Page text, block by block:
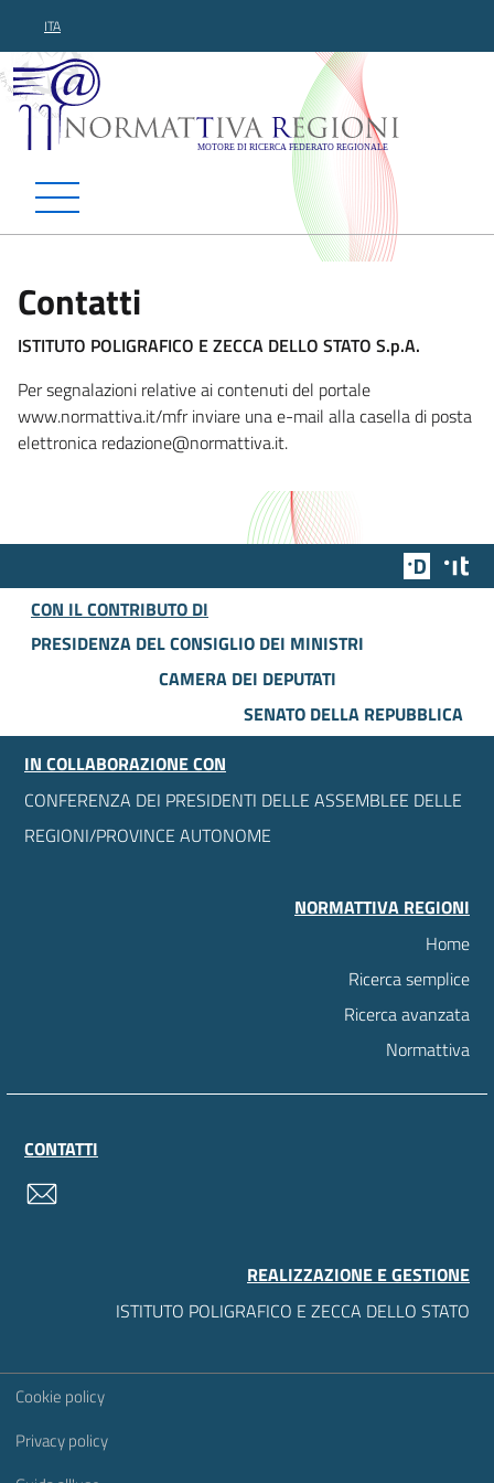
ITA
Normattiva Regioni -
Contatti
ISTITUTO POLIGRAFICO E ZECCA DELLO STATO S.p.A.
Per segnalazioni relative ai contenuti del portale
www.normattiva.it/mfr inviare una e-mail alla casella di posta
elettronica redazione@normattiva.it.
Team
CON IL CONTRIBUTO DI
PRESIDENZA DEL CONSIGLIO DEI MINISTRI
CAMERA DEI DEPUTATI
SENATO DELLA REPUBBLICA
IN COLLABORAZIONE CON
CONFERENZA DEI PRESIDENTI DELLE ASSEMBLEE DELLE
REGIONI/PROVINCE AUTONOME
NORMATTIVA REGIONI
Home
Ricerca semplice
Ricerca avanzata
Normattiva
CONTATTI
REALIZZAZIONE E GESTIONE
ISTITUTO POLIGRAFICO E ZECCA DELLO STATO
Sezione Link Utili
Cookie policy
Privacy policy